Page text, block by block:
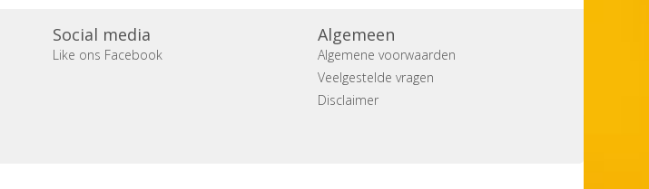
Social media
Like ons Facebook
Algemeen
Algemene voorwaarden
Veelgestelde vragen
Disclaimer